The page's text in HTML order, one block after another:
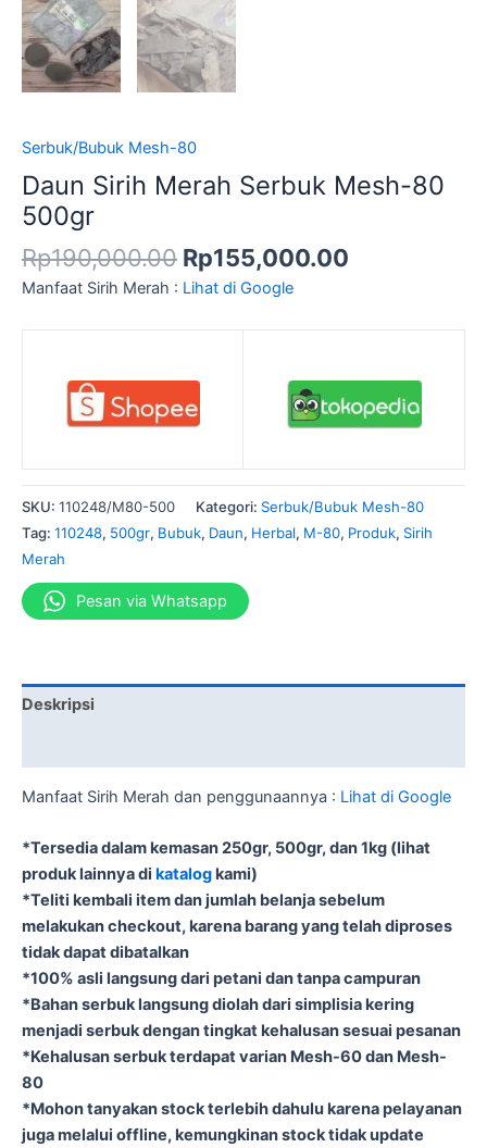
Serbuk/Bubuk Mesh-80
Daun Sirih Merah Serbuk Mesh-80
500gr
Rp190,000.00 Rp155,000.00
Manfaat Sirih Merah : Lihat di Google
SKU: 110248/M80-500 Kategori: Serbuk/Bubuk Mesh-80
Tag: 110248, 500gr, Bubuk, Daun, Herbal, M-80, Produk, Sirih
Merah
Pesan via Whatsapp
Deskripsi
Manfaat Sirih Merah dan penggunaannya : Lihat di Google
*Tersedia dalam kemasan 250gr, 500gr, dan 1kg (lihat
produk lainnya di katalogkami)
*Teliti kembali item dan jumlah belanja sebelum
melakukan checkout, karena barang yang telah diproses
tidak dapat dibatalkan
*100% asli langsung dari petani dan tanpa campuran
*Bahan serbuk langsung diolah dari simplisia kering
menjadi serbuk dengan tingkat kehalusan sesuai pesanan
*Kehalusan serbuk terdapat varian Mesh-60 dan Mesh-
80
*Mohon tanyakan stock terlebih dahulu karena pelayanan
juga melalui offline, kemungkinan stock tidak update